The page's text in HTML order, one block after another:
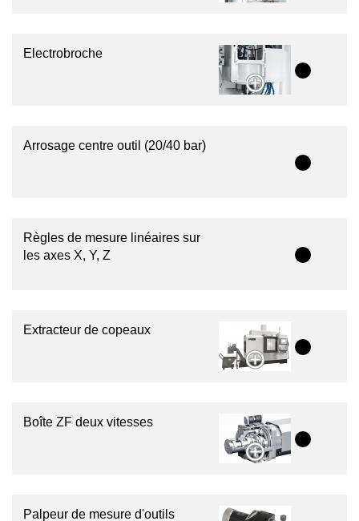
Electrobroche
Arrosage centre outil (20/40 bar)
Règles de mesure linéaires sur
les axes X, Y, Z
Extracteur de copeaux
Boîte ZF deux vitesses
Palpeur de mesure d'outils